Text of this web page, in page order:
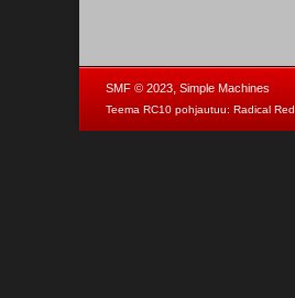
SMF © 2023, Simple Machines
Teema RC10 pohjautuu: Radical Red